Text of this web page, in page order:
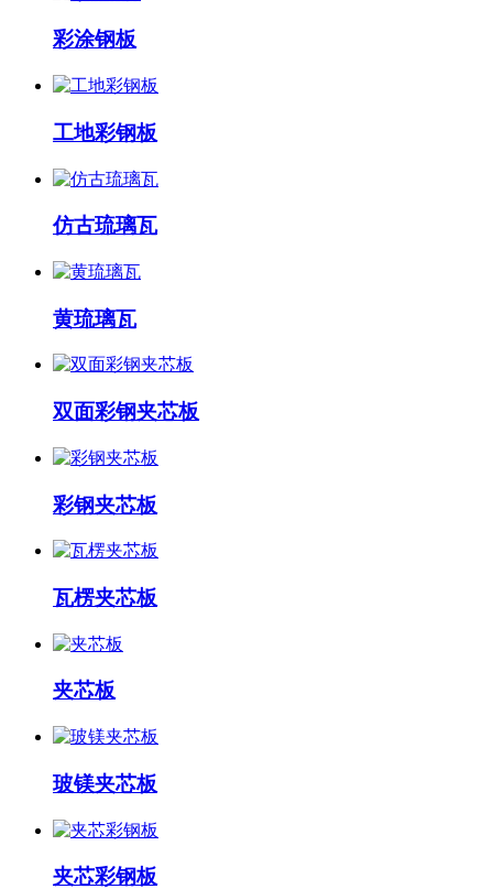
彩涂钢板
工地彩钢板
仿古琉璃瓦
黄琉璃瓦
双面彩钢夹芯板
彩钢夹芯板
瓦楞夹芯板
夹芯板
玻镁夹芯板
夹芯彩钢板